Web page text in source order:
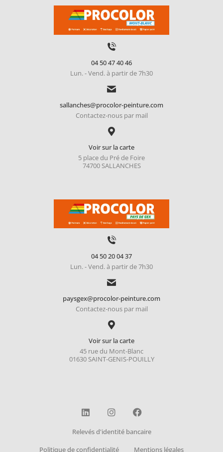
04 50 47 40 46
Lun. - Vend. à partir de 7h30
sallanches@procolor-peinture.com
Contactez-nous par mail
Voir sur la carte
5 place du Pré de Foire
74700 SALLANCHES
04 50 20 04 37
Lun. - Vend. à partir de 7h30
paysgex@procolor-peinture.com
Contactez-nous par mail
Voir sur la carte
45 rue du Mont-Blanc
01630 SAINT-GENIS-POUILLY
Relevés d'identité bancaire
Politique de confidentialité
Mentions légales